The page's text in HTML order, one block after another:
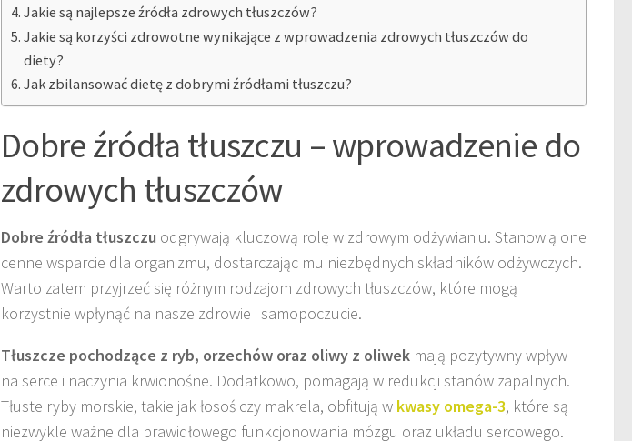
Jakie są najlepsze źródła zdrowych tłuszczów?
Jakie są korzyści zdrowotne wynikające z wprowadzenia zdrowych tłuszczów do
diety?
Jak zbilansować dietę z dobrymi źródłami tłuszczu?
Dobre źródła tłuszczu – wprowadzenie do
zdrowych tłuszczów
Dobre źródła tłuszczu odgrywają kluczową rolę w zdrowym odżywianiu. Stanowią one
cenne wsparcie dla organizmu, dostarczając mu niezbędnych składników odżywczych.
Warto zatem przyjrzeć się różnym rodzajom zdrowych tłuszczów, które mogą
korzystnie wpłynąć na nasze zdrowie i samopoczucie.
Tłuszcze pochodzące z ryb, orzechów oraz oliwy z oliwek mają pozytywny wpływ
na serce i naczynia krwionośne. Dodatkowo, pomagają w redukcji stanów zapalnych.
Tłuste ryby morskie, takie jak łosoś czy makrela, obfitują w kwasy omega-3, które są
niezwykle ważne dla prawidłowego funkcjonowania mózgu oraz układu sercowego.